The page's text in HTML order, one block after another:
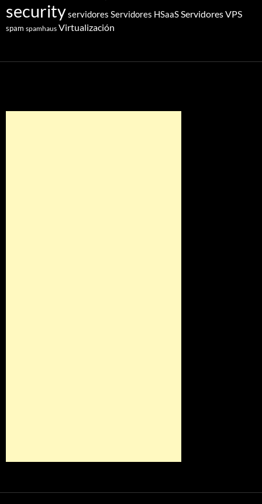
securityservidores Servidores HSaaSServidores VPS
spam spamhaus Virtualización